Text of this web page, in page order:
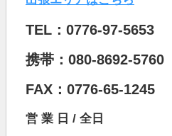
TEL：0776-97-5653
携帯：080-8692-5760
FAX：0776-65-1245
営 業 日 / 全日